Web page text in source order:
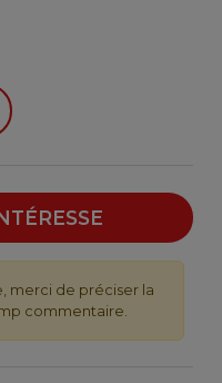
merci de préciser la
commentaire.